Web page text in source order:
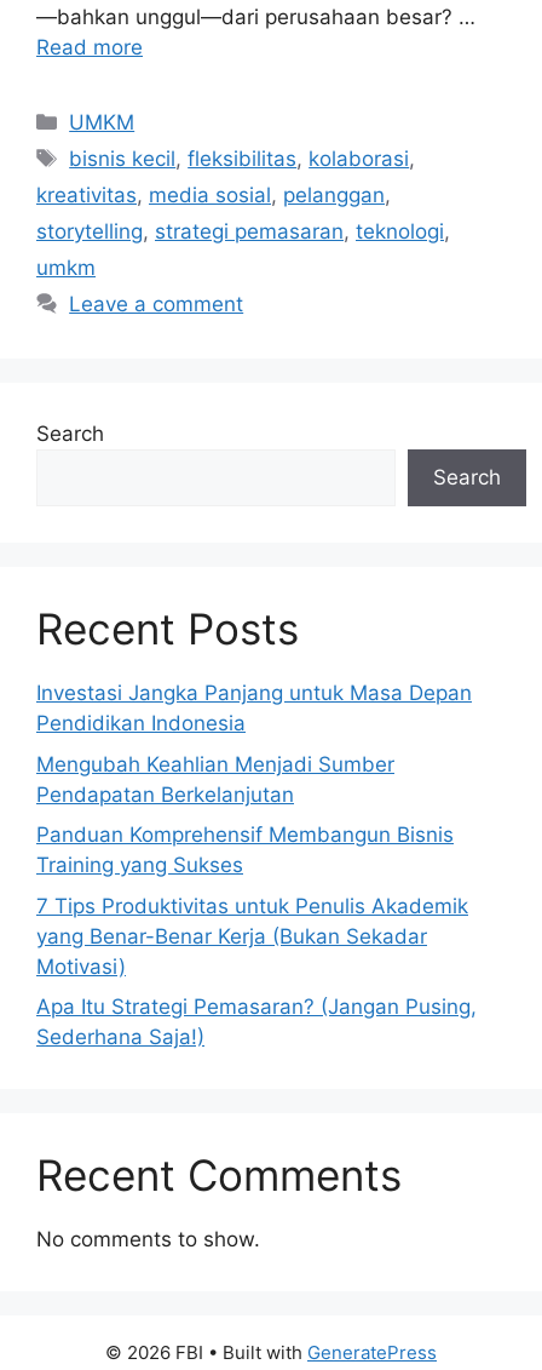
—bahkan unggul—dari perusahaan besar? …
Read more
UMKM
bisnis kecil,fleksibilitas, kolaborasi,
kreativitas, media sosial, pelanggan,
storytelling, strategi pemasaran, teknologi,
umkm
Leave a comment
Search
Search
Recent Posts
Investasi Jangka Panjang untuk Masa Depan
Pendidikan Indonesia
Mengubah Keahlian Menjadi Sumber
Pendapatan Berkelanjutan
Panduan Komprehensif Membangun Bisnis
Training yang Sukses
7 Tips Produktivitas untuk Penulis Akademik
yang Benar-Benar Kerja (Bukan Sekadar
Motivasi)
Apa Itu Strategi Pemasaran? (Jangan Pusing,
Sederhana Saja!)
Recent Comments
No comments to show.
© 2026 FBI • Built with GeneratePress